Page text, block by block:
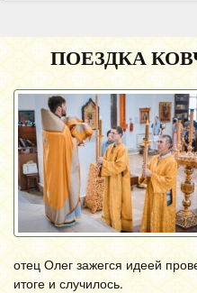
ПОЕЗДКА
отец Олег зажегся идеей
итоге и случилось.